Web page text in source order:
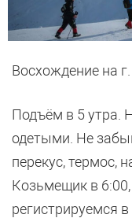
Восхождение на
Подъём в 5 утра.
одетыми. Не
перекус, термос,
Козьмещик в
регистрируемся